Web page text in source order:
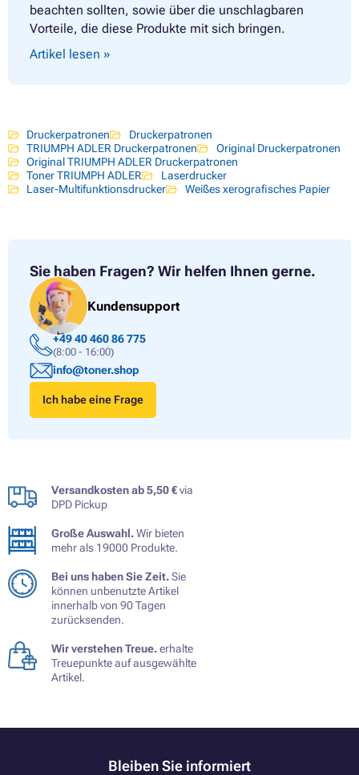
beachten sollten, sowie über die unschlagbaren
Vorteile, die diese Produkte mit sich bringen.
Artikel lesen »
Druckerpatronen
Druckerpatronen
TRIUMPH ADLER Druckerpatronen
Original Druckerpatronen
Original TRIUMPH ADLER Druckerpatronen
Toner TRIUMPH ADLER
Laserdrucker
Laser-Multifunktionsdrucker
Weißes xerografisches Papier
Sie haben Fragen? Wir helfen Ihnen gerne.
Kundensupport
+49 40 460 86 775
(8:00 - 16:00)
info@toner.shop
Ich habe eine Frage
Versandkosten ab 5,50 €via
DPD Pickup
Große Auswahl.Wir bieten
mehr als 19000 Produkte.
Bei uns haben Sie Zeit.Sie
können unbenutzte Artikel
innerhalb von 90 Tagen
zurücksenden.
Wir verstehen Treue.erhalte
Treuepunkte auf ausgewählte
Artikel.
Bleiben Sie informiert